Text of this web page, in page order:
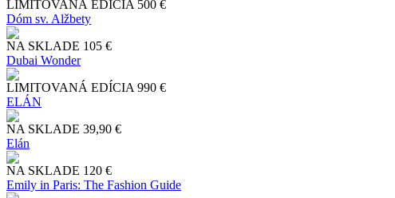
LIMITOVANÁ EDÍCIA 500 €
Dóm sv. Alžbety
NA SKLADE 105 €
Dubai Wonder
LIMITOVANÁ EDÍCIA 990 €
ELÁN
NA SKLADE 39,90 €
Elán
NA SKLADE 120 €
Emily in Paris: The Fashion Guide